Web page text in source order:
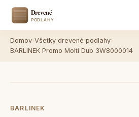
Domov Všetky drevené podlahy
BARLINEK Promo Molti Dub 3W8000014
BARLINEK